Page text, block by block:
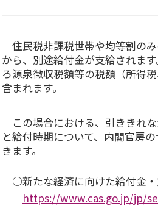
住民税非課税世帯や均等割の
から、別途給付金が支給されま
ろ源泉徴収税額等の税額（所得
含まれます。
この場合における、引ききれ
と給付時期について、内閣官房
きます。
○新たな経済に向けた給付金
https://www.cas.go.jp/jp/